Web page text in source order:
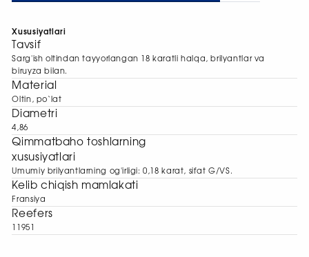
Xususiyatlari
Tavsif
Sarg'ish oltindan tayyorlangan 18 karatli halqa, brilyantlar va
biruyza bilan.
Material
Oltin, po‘lat
Diametri
4,86
Qimmatbaho toshlarning
xususiyatlari
Umumiy brilyantlarning og'irligi: 0,18 karat, sifat G/VS.
Kelib chiqish mamlakati
Fransiya
Reefers
11951